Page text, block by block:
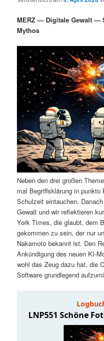
m
r
n
I
n
h
a
l
t
s
p
u
d
r
e
n
I
n
h
a
l
t
n
a
MERZ — Digitale Gewalt —
Mythos
Neben den drei großen
mal Begriffsklärung in
Schulzeit eintauchen.
Gewalt und wir reflektieren
York Times, die glaubt, dem
gekommen zu sein, der nur
Nakamoto bekannt ist. Den
Ankündigung des neuen KI-
wohl das Zeug dazu hat, die
Software grundlegend